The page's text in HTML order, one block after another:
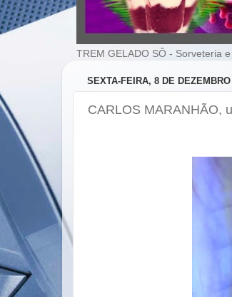
TREM GELADO SÔ - Sorveteria e
SEXTA-FEIRA, 8 DE
CARLOS MARANHÃO,